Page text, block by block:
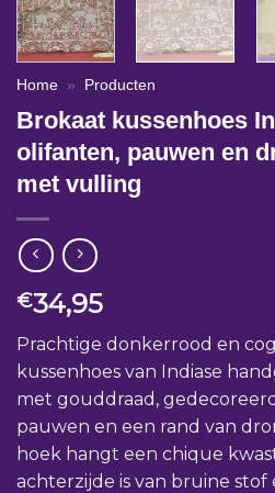
Home » Producten
Brokaat kussenhoes
olifanten, pauwen en
met vulling
€34,95
Prachtige donkerrood en
kussenhoes van Indiase
met gouddraad,
pauwen en een rand van
hoek hangt een chique
achterzijde is van bruine stof